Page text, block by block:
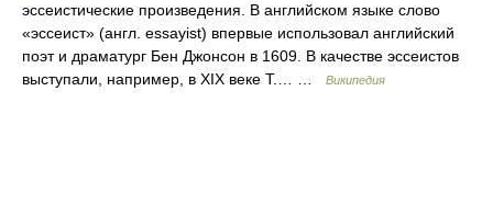
эссеистические произведения. В английском языке слово
«эссеист» (англ. essayist) впервые использовал английский
поэт и драматург Бен Джонсон в 1609. В качестве эссеистов
выступали, например, в XIX веке Т.… …
Википедия